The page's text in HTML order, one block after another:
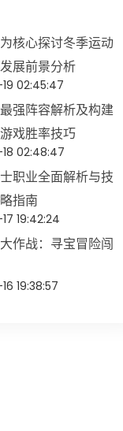
核心探讨冬季运动
展前景分析
02:45:47
强阵容解析及构建
戏胜率技巧
02:48:47
职业全面解析与技
指南
19:42:24
作战：寻宝冒险闯
19:38:57